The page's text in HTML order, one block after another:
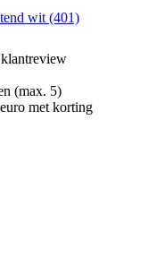
wit (401)
(max. 5)
met korting